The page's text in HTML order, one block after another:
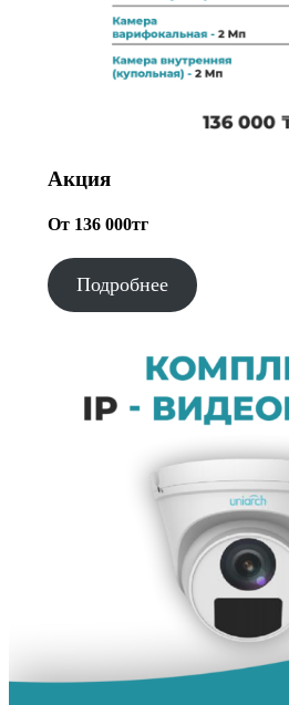
Акция
От 136 000тг
Подробнее